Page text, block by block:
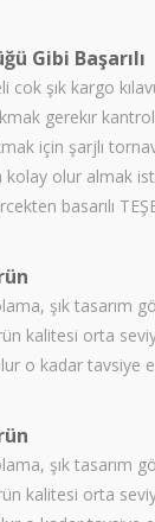
Gibi Başarılı
cok şık kargo
gerekır
için şarjlı
kolay olur almak
basarılı
şık tasarım
kalitesi orta
o kadar tavsiye
şık tasarım
kalitesi orta